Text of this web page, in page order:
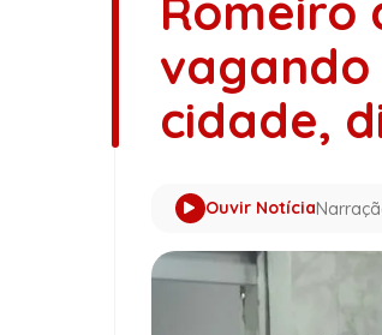
Romeiro
cidade,
Ouvir Notícia